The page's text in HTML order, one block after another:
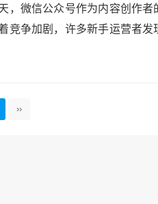
，微信公众号作为内容创作
竞争加剧，许多新手运营者发
王...
››